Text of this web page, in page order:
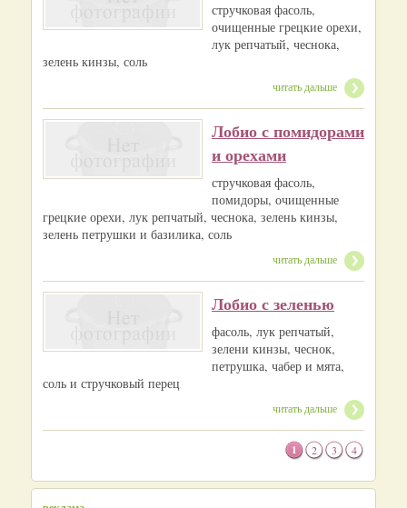
стручковая фасоль,
очищенные грецкие орехи,
лук репчатый, чеснока,
зелень кинзы, соль
читать дальше
Лобио с помидорами
и орехами
стручковая фасоль,
помидоры, очищенные
грецкие орехи, лук репчатый, чеснока, зелень кинзы,
зелень петрушки и базилика, соль
читать дальше
Лобио с зеленью
фасоль, лук репчатый,
зелени кинзы, чеснок,
петрушка, чабер и мята,
соль и стручковый перец
читать дальше
1 2 3 4